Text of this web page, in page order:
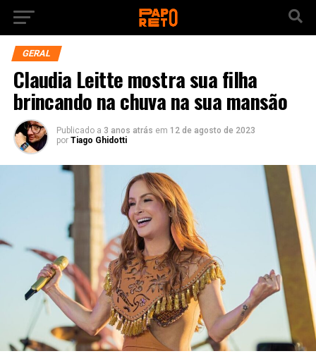
GERAL
Claudia Leitte mostra sua filha
brincando na chuva na sua mansão
Publicado a 3 anos atrás em 12 de agosto de 2023
por Tiago Ghidotti